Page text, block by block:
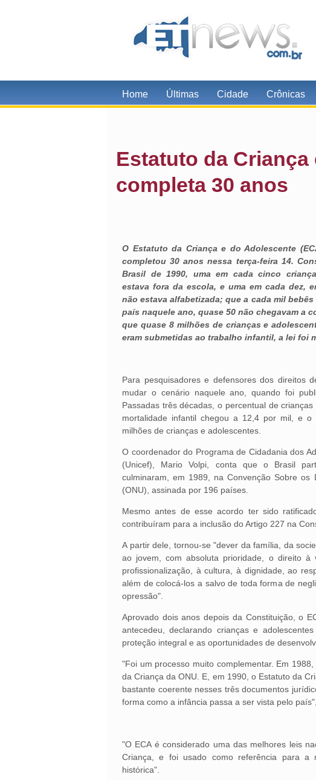
Home Últimas Cidade Crônicas
Estatuto da
completa 30 anos
O Estatuto da Criança e do Adolescente
completou 30 anos nessa terça-feira 14.
Brasil de 1990, uma em cada cinco
estava fora da escola, e uma em cada dez,
não estava alfabetizada; que a cada mil
país naquele ano, quase 50 não chegavam a
que quase 8 milhões de crianças e
eram submetidas ao trabalho infantil, a lei foi
Para pesquisadores e defensores dos direitos
mudar o cenário naquele ano, quando foi
Passadas três décadas, o percentual de
mortalidade infantil chegou a 12,4 por mil, e
milhões de crianças e adolescentes.
O coordenador do Programa de Cidadania dos
(Unicef), Mario Volpi, conta que o Brasil
culminaram, em 1989, na Convenção Sobre
(ONU), assinada por 196 países.
Mesmo antes de esse acordo ter sido
contribuíram para a inclusão do Artigo 227 na
A partir dele, tornou-se "dever da família, da
ao jovem, com absoluta prioridade, o direito
profissionalização, à cultura, à dignidade, ao
além de colocá-los a salvo de toda forma de
opressão".
Aprovado dois anos depois da Constituição, o
antecedeu, declarando crianças e
proteção integral e as oportunidades de
"Foi um processo muito complementar. Em
da Criança da ONU. E, em 1990, o Estatuto da
bastante coerente nesses três documentos
forma como a infância passa a ser vista pelo
"O ECA é considerado uma das melhores leis
Criança, e foi usado como referência para a
histórica".